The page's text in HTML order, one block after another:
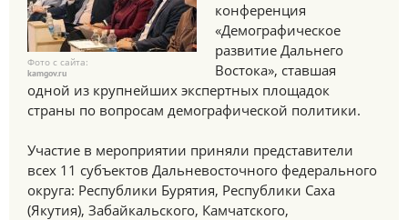
Фото с сайта:
kamgov.ru
конференция
«Демографическое
развитие Дальнего
Востока», ставшая
одной из крупнейших экспертных площадок
страны по вопросам демографической политики.
Участие в мероприятии приняли представители
всех 11 субъектов Дальневосточного федерального
округа: Республики Бурятия, Республики Саха
(Якутия), Забайкальского, Камчатского,